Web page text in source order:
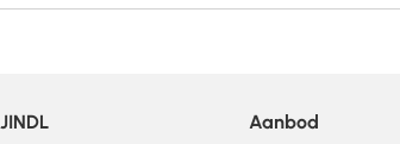
JINDL Aanbod